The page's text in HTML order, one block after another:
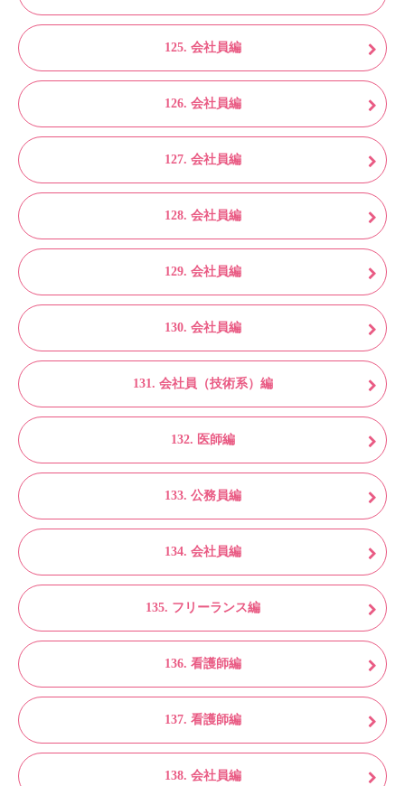
125. 会社員編
126. 会社員編
127. 会社員編
128. 会社員編
129. 会社員編
130. 会社員編
131. 会社員（技術系）編
132. 医師編
133. 公務員編
134. 会社員編
135. フリーランス編
136. 看護師編
137. 看護師編
138. 会社員編